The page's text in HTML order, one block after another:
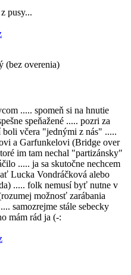
pusy...
(bez overenia)
..... spomeň si na hnutie
speňažené ..... pozri za
včera "jednými z nás" .....
a Garfunkelovi (Bridge over
im tam nechal "partizánsky"
..... ja sa skutočne nechcem
Lucka Vondráčková alebo
..... folk nemusí byť nutne v
možnosť zarábania
samozrejme stále sebecky
mám rád ja (-: